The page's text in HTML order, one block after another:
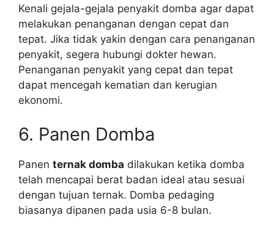
Kenali gejala-gejala penyakit domba agar dapat
melakukan penanganan dengan cepat dan
tepat. Jika tidak yakin dengan cara penanganan
penyakit, segera hubungi dokter hewan.
Penanganan penyakit yang cepat dan tepat
dapat mencegah kematian dan kerugian
ekonomi.
6. Panen Domba
Panen ternak domba dilakukan ketika domba
telah mencapai berat badan ideal atau sesuai
dengan tujuan ternak. Domba pedaging
biasanya dipanen pada usia 6-8 bulan.